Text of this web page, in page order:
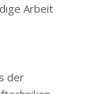
Arbeit
der